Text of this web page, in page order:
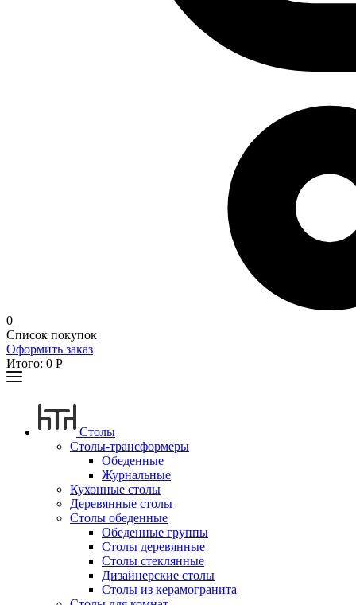
0
Список покупок
Оформить заказ
Итого: 0 Р
Столы
Столы-трансформеры
Обеденные
Журнальные
Кухонные столы
Деревянные столы
Столы обеденные
Обеденные группы
Столы деревянные
Столы стеклянные
Дизайнерские столы
Столы из керамогранита